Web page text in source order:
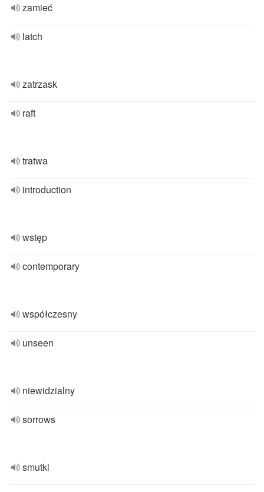
zamieć
latch
zatrzask
raft
tratwa
introduction
wstęp
contemporary
współczesny
unseen
niewidzialny
sorrows
smutki